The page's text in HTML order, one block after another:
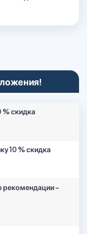
% скидка
10 % скидка
рекомендации -